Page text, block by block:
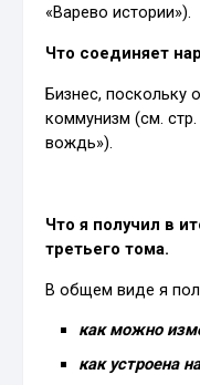
«Варево истории»).
Что соединяет
Бизнес, поскольку
коммунизм (см.
вождь»).
Что я получил в
третьего тома.
В общем виде я
как можно
как устроена